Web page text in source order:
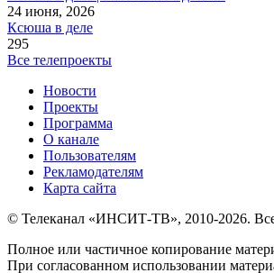
24 июня, 2026
Ксюша в деле
295
Все телепроекты
Новости
Проекты
Программа
О канале
Пользователям
Рекламодателям
Карта сайта
© Телеканал «ИНСИТ-ТВ», 2010-2026.
Полное или частичное копирование
При согласованном использовании